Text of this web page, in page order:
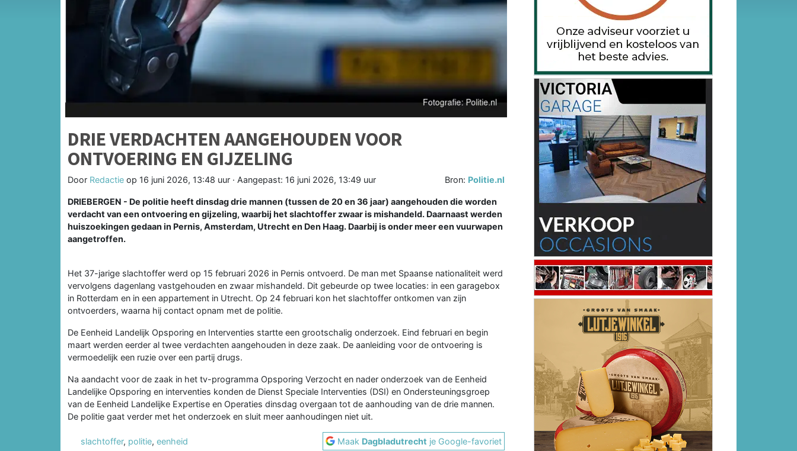
DRIE VERDACHTEN AANGEHOUDEN VOOR
ONTVOERING EN GIJZELING
Door Redactie op 16 juni 2026, 13:48 uur · Aangepast: 16 juni 2026, 13:49 uur Bron: Politie.nl
DRIEBERGEN - De politie heeft dinsdag drie mannen (tussen de 20 en 36 jaar) aangehouden die worden
verdacht van een ontvoering en gijzeling, waarbij het slachtoffer zwaar is mishandeld. Daarnaast werden
huiszoekingen gedaan in Pernis, Amsterdam, Utrecht en Den Haag. Daarbij is onder meer een vuurwapen
aangetroffen.
Het 37-jarige slachtoffer werd op 15 februari 2026 in Pernis ontvoerd. De man met Spaanse nationaliteit werd
vervolgens dagenlang vastgehouden en zwaar mishandeld. Dit gebeurde op twee locaties: in een garagebox
in Rotterdam en in een appartement in Utrecht. Op 24 februari kon het slachtoffer ontkomen van zijn
ontvoerders, waarna hij contact opnam met de politie.
De Eenheid Landelijk Opsporing en Interventies startte een grootschalig onderzoek. Eind februari en begin
maart werden eerder al twee verdachten aangehouden in deze zaak. De aanleiding voor de ontvoering is
vermoedelijk een ruzie over een partij drugs.
Na aandacht voor de zaak in het tv-programma Opsporing Verzocht en nader onderzoek van de Eenheid
Landelijke Opsporing en interventies konden de Dienst Speciale Interventies (DSI) en Ondersteuningsgroep
van de Eenheid Landelijke Expertise en Operaties dinsdag overgaan tot de aanhouding van de drie mannen.
De politie gaat verder met het onderzoek en sluit meer aanhoudingen niet uit.
slachtoffer, politie, eenheid Maak Dagbladutrecht je Google-favoriet